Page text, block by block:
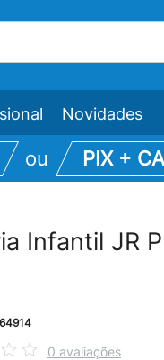
Novidades
ou PIX +
Infantil JR
64914
0 avaliações